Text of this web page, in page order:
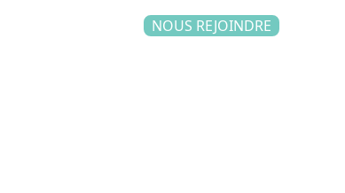
NOUS REJOINDRE